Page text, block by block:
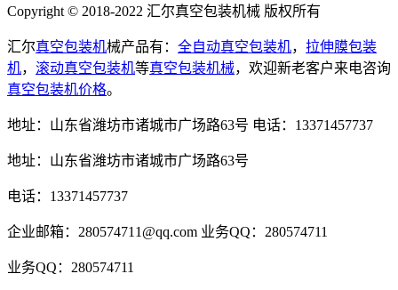
Copyright © 2018-2022 汇尔真空包装机械 版权所有
汇尔真空包装机械产品有： 全自动真空包装机， 拉伸膜包装
机， 滚动真空包装机等真空包装机械，欢迎新老客户来电咨询
真空包装机价格。
地址：山东省潍坊市诸城市广场路63号 电话：13371457737
地址：山东省潍坊市诸城市广场路63号
电话：13371457737
企业邮箱：280574711@qq.com 业务QQ：280574711
业务QQ：280574711